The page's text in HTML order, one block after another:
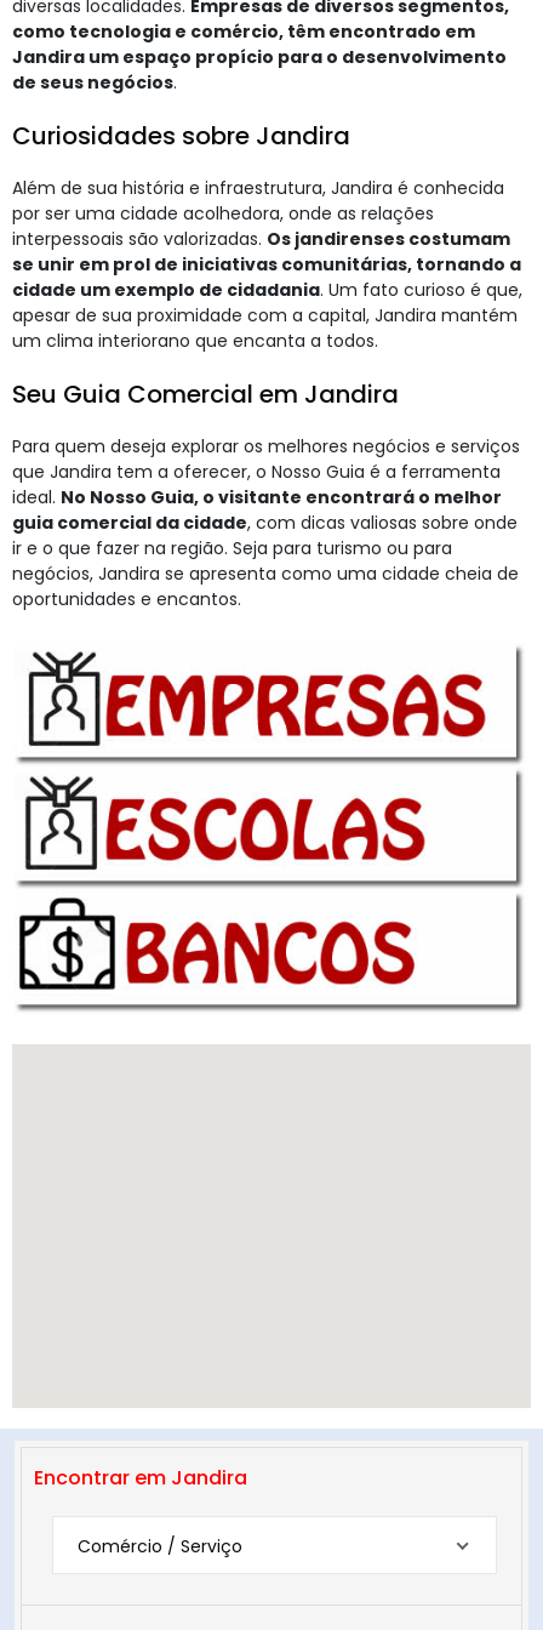
diversas localidades. Empresas de diversos segmentos,
como tecnologia e comércio, têm encontrado em
Jandira um espaço propício para o desenvolvimento
de seus negócios.
Curiosidades sobre Jandira
Além de sua história e infraestrutura, Jandira é conhecida
por ser uma cidade acolhedora, onde as relações
interpessoais são valorizadas. Os jandirenses costumam
se unir em prol de iniciativas comunitárias, tornando a
cidade um exemplo de cidadania. Um fato curioso é que,
apesar de sua proximidade com a capital, Jandira mantém
um clima interiorano que encanta a todos.
Seu Guia Comercial em Jandira
Para quem deseja explorar os melhores negócios e serviços
que Jandira tem a oferecer, o Nosso Guia é a ferramenta
ideal. No Nosso Guia, o visitante encontrará o melhor
guia comercial da cidade, com dicas valiosas sobre onde
ir e o que fazer na região. Seja para turismo ou para
negócios, Jandira se apresenta como uma cidade cheia de
oportunidades e encantos.
Encontrar em Jandira
Comércio / Serviço